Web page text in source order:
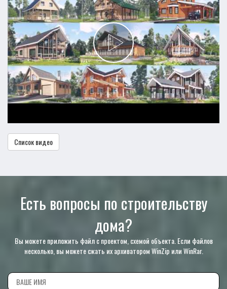
Список видео
Есть вопросы по строительству
дома?
Вы можете приложить файл с проектом, схемой объекта. Если файлов
несколько, вы можете сжать их архиватором WinZip или WinRar.